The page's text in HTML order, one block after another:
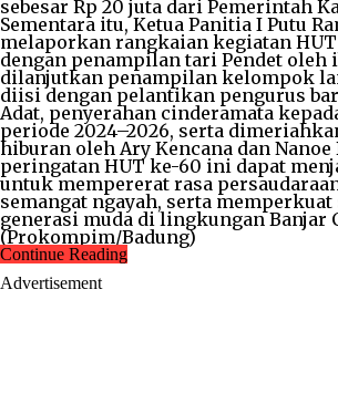
sebesar Rp 20 juta dari Pemerintah
Sementara itu, Ketua Panitia I Putu
melaporkan rangkaian kegiatan
dengan penampilan tari Pendet oleh
dilanjutkan penampilan kelompok
diisi dengan pelantikan pengurus
Adat, penyerahan cinderamata
periode 2024–2026, serta
hiburan oleh Ary Kencana dan Nanoe
peringatan HUT ke-60 ini dapat
untuk mempererat rasa
semangat ngayah, serta
generasi muda di lingkungan Banjar
(Prokompim/Badung)
Continue Reading
Advertisement